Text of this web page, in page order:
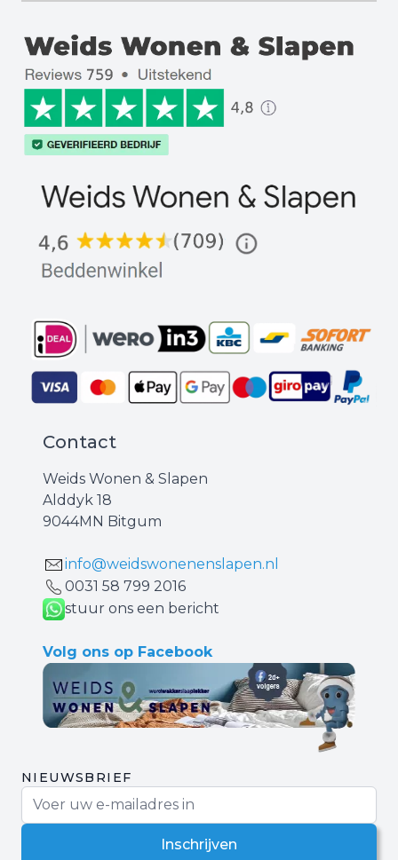
Contact
Weids Wonen & Slapen
Alddyk 18
9044MN Bitgum
info@weidswonenenslapen.nl
0031 ‪58 799 2016‬
stuur ons een bericht
Volg ons op Facebook
NIEUWSBRIEF
Inschrijven